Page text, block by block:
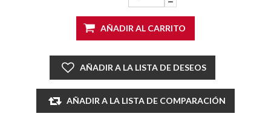
AÑADIR AL CARRITO
AÑADIR A LA LISTA DE DESEOS
AÑADIR A LA LISTA DE COMPARACIÓN